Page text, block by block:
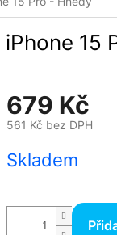
15
679 Kč
561 Kč bez DPH
cena:
Skladem